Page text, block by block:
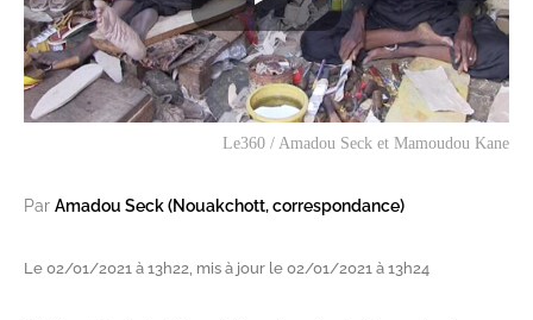
Le360 / Amadou Seck et Mamoudou Kane
Par Amadou Seck (Nouakchott, correspondance)
Le 02/01/2021 à 13h22, mis à jour le 02/01/2021 à 13h24